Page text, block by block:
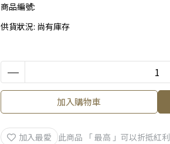
商品編號:
供貨狀況: 尚有庫存
加入購物車
加入最愛 此商品 「 最高 」可以折抵紅利